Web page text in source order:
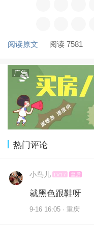
阅读原文 阅读 7581
热门评论
小鸟儿 LV17 皇后
就黑色跟鞋呀
9-16 16:05 · 重庆